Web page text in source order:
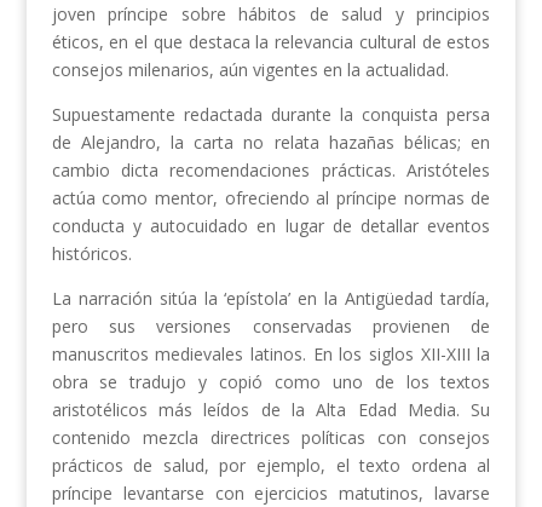
joven príncipe sobre hábitos de salud y principios
éticos, en el que destaca la relevancia cultural de estos
consejos milenarios, aún vigentes en la actualidad.
Supuestamente redactada durante la conquista persa
de Alejandro, la carta no relata hazañas bélicas; en
cambio dicta recomendaciones prácticas. Aristóteles
actúa como mentor, ofreciendo al príncipe normas de
conducta y autocuidado en lugar de detallar eventos
históricos.
La narración sitúa la ‘epístola’ en la Antigüedad tardía,
pero sus versiones conservadas provienen de
manuscritos medievales latinos. En los siglos XII-XIII la
obra se tradujo y copió como uno de los textos
aristotélicos más leídos de la Alta Edad Media. Su
contenido mezcla directrices políticas con consejos
prácticos de salud, por ejemplo, el texto ordena al
príncipe levantarse con ejercicios matutinos, lavarse